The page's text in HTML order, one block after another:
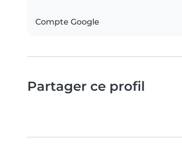
Compte Google
Partager ce profil